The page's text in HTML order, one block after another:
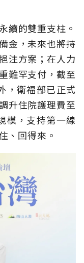
續的雙重支柱。
金，未來也將持
注方案；在人力
難罕支付，截至
，衛福部已正式
升住院護理費至
模，支持第一線
、回得來。